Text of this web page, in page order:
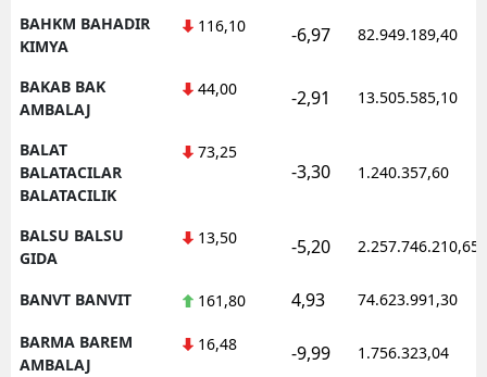
BAHKM BAHADIR
KIMYA
116,10 -6,97 82.949.189,40
BAKAB BAK
AMBALAJ
44,00 -2,91 13.505.585,10
BALAT
BALATACILAR
BALATACILIK
73,25
-3,30 1.240.357,60
BALSU BALSU
GIDA
13,50 -5,20 2.257.746.210,65
BANVT BANVIT 161,80 4,93 74.623.991,30
BARMA BAREM
AMBALAJ
16,48 -9,99 1.756.323,04